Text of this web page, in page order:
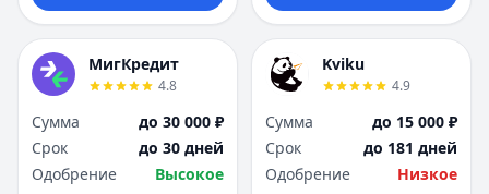
МигКредит
4.8
Сумма
до 30 000 ₽
Срок
до 30 дней
Одобрение
Высокое
Kviku
4.9
Сумма
до 15 000 ₽
Срок
до 181 дней
Одобрение
Низкое